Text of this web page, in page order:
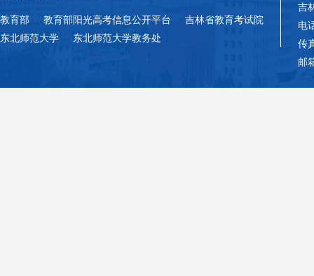
教育部 教育部阳光高考信息公开平台
吉林省教育考试院
东北师范大学
东北师范大学教务处
吉
电
传
邮